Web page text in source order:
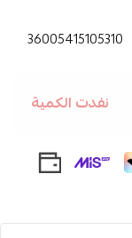
36005415105310
نفدت الكمية